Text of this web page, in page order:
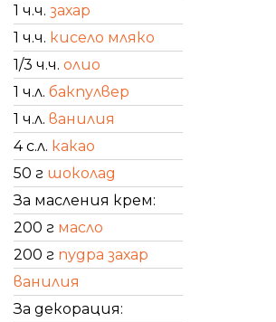
1 ч.ч. захар
1 ч.ч. кисело мляко
1/3 ч.ч. олио
1 ч.л. бакпулвер
1 ч.л. ванилия
4 с.л. какао
50 г шоколад
За масления крем:
200 г масло
200 г пудра захар
ванилия
За декорация: